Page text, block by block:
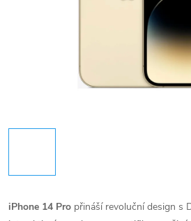
iPhone 14 Pro přináší revoluční design s